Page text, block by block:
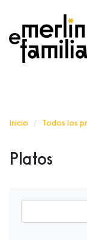
Inicio Todos los
Platos